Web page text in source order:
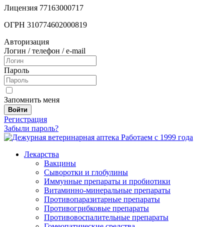
Лицензия 77163000717
ОГРН 310774602000819
Авторизация
Логин / телефон / e-mail
Пароль
Запомнить меня
Войти
Регистрация
Забыли пароль?
Работаем с 1999 года
Лекарства
Вакцины
Сыворотки и глобулины
Иммунные препараты и пробиотики
Витаминно-минеральные препараты
Противопаразитарные препараты
Противогрибковые препараты
Противовоспалительные препараты